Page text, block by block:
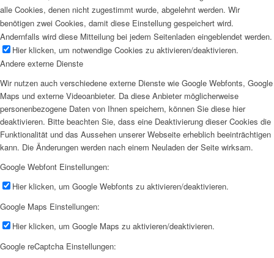
alle Cookies, denen nicht zugestimmt wurde, abgelehnt werden. Wir
benötigen zwei Cookies, damit diese Einstellung gespeichert wird.
Andernfalls wird diese Mitteilung bei jedem Seitenladen eingeblendet werden.
Hier klicken, um notwendige Cookies zu aktivieren/deaktivieren.
Andere externe Dienste
Wir nutzen auch verschiedene externe Dienste wie Google Webfonts, Google
Maps und externe Videoanbieter. Da diese Anbieter möglicherweise
personenbezogene Daten von Ihnen speichern, können Sie diese hier
deaktivieren. Bitte beachten Sie, dass eine Deaktivierung dieser Cookies die
Funktionalität und das Aussehen unserer Webseite erheblich beeinträchtigen
kann. Die Änderungen werden nach einem Neuladen der Seite wirksam.
Google Webfont Einstellungen:
Hier klicken, um Google Webfonts zu aktivieren/deaktivieren.
Google Maps Einstellungen:
Hier klicken, um Google Maps zu aktivieren/deaktivieren.
Google reCaptcha Einstellungen: